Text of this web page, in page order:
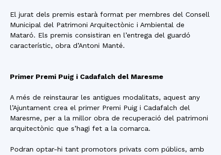
El jurat dels premis estarà format per membres del Consell
Municipal del Patrimoni Arquitectònic i Ambiental de
Mataró. Els premis consistiran en l’entrega del guardó
característic, obra d’Antoni Manté.
Primer Premi Puig i Cadafalch del Maresme
A més de reinstaurar les antigues modalitats, aquest any
l’Ajuntament crea el primer Premi Puig i Cadafalch del
Maresme, per a la millor obra de recuperació del patrimoni
arquitectònic que s’hagi fet a la comarca.
Podran optar-hi tant promotors privats com públics, amb